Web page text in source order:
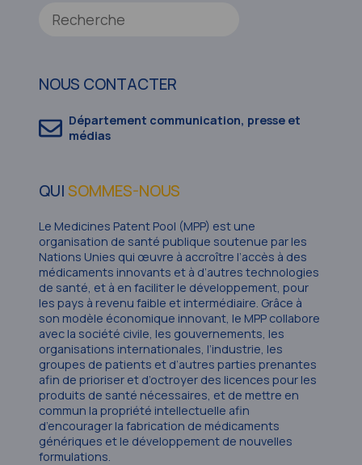
NOUS CONTACTER
Département communication, presse et
médias
QUISOMMES-NOUS
Le Medicines Patent Pool (MPP) est une
organisation de santé publique soutenue par les
Nations Unies qui œuvre à accroître l’accès à des
médicaments innovants et à d’autres technologies
de santé, et à en faciliter le développement, pour
les pays à revenu faible et intermédiaire. Grâce à
son modèle économique innovant, le MPP collabore
avec la société civile, les gouvernements, les
organisations internationales, l’industrie, les
groupes de patients et d’autres parties prenantes
afin de prioriser et d’octroyer des licences pour les
produits de santé nécessaires, et de mettre en
commun la propriété intellectuelle afin
d’encourager la fabrication de médicaments
génériques et le développement de nouvelles
formulations.